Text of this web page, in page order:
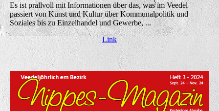
Es ist prallvoll mit Informationen über das, was im Veedel
passiert von Kunst und Kultur über Kommunalpolitik und
Soziales bis zu Einzelhandel und Gewerbe, ...
Link